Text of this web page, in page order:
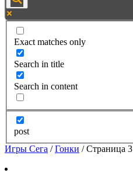
Exact matches only
Search in title
Search in content
post
Игры Сега /Гонки /Страница 3